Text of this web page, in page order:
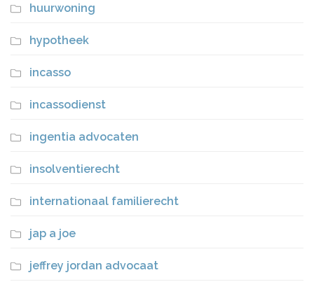
huurwoning
hypotheek
incasso
incassodienst
ingentia advocaten
insolventierecht
internationaal familierecht
jap a joe
jeffrey jordan advocaat